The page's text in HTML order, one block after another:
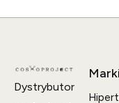
Dystrybutor
Marki